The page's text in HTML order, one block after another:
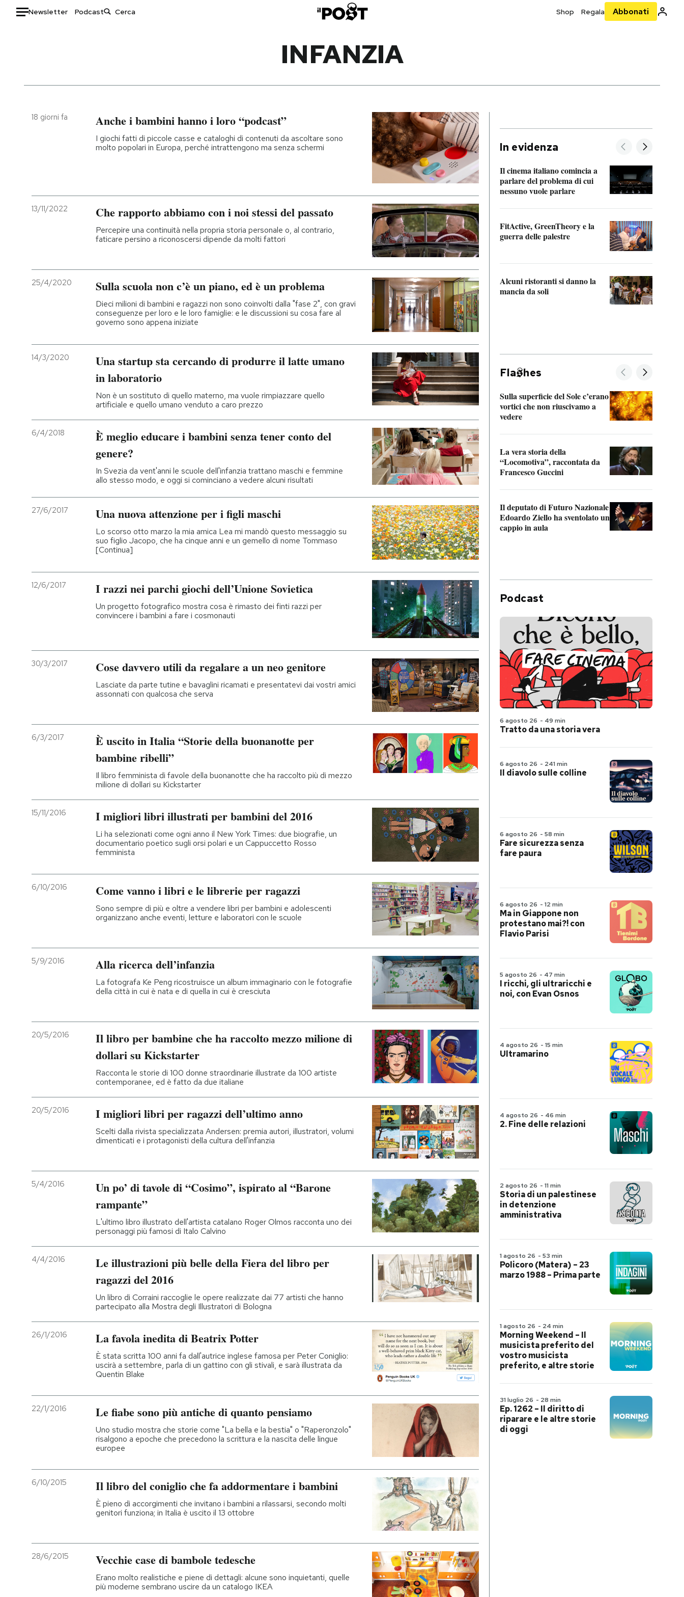
Newsletter Podcast Shop Regala Abbonati
Italia
Politica
Moda
Ok Boomer!
NEWSLETTER
I MIEI PREFERITI
Entra
INFANZIA
18 giorni fa Anche i bambini hanno i loro “podcast”
I giochi fatti di piccole casse e cataloghi di contenuti da ascoltare sono
molto popolari in Europa, perché intrattengono ma senza schermi
13/11/2022 Che rapporto abbiamo con i noi stessi del passato
Percepire una continuità nella propria storia personale o, al contrario,
faticare persino a riconoscersi dipende da molti fattori
25/4/2020 Sulla scuola non c’è un piano, ed è un problema
Dieci milioni di bambini e ragazzi non sono coinvolti dalla "fase 2", con gravi
conseguenze per loro e le loro famiglie: e le discussioni su cosa fare al
governo sono appena iniziate
14/3/2020
Una startup sta cercando di produrre il latte umano
in laboratorio
Non è un sostituto di quello materno, ma vuole rimpiazzare quello
artificiale e quello umano venduto a caro prezzo
6/4/2018
È meglio educare i bambini senza tener conto del
genere?
In Svezia da vent'anni le scuole dell'infanzia trattano maschi e femmine
allo stesso modo, e oggi si cominciano a vedere alcuni risultati
27/6/2017 Una nuova attenzione per i figli maschi
Lo scorso otto marzo la mia amica Lea mi mandò questo messaggio su
suo figlio Jacopo, che ha cinque anni e un gemello di nome Tommaso
[Continua]
12/6/2017 I razzi nei parchi giochi dell’Unione Sovietica
Un progetto fotografico mostra cosa è rimasto dei finti razzi per
convincere i bambini a fare i cosmonauti
30/3/2017 Cose davvero utili da regalare a un neo genitore
Lasciate da parte tutine e bavaglini ricamati e presentatevi dai vostri amici
assonnati con qualcosa che serva
6/3/2017
È uscito in Italia “Storie della buonanotte per
bambine ribelli”
Il libro femminista di favole della buonanotte che ha raccolto più di mezzo
milione di dollari su Kickstarter
15/11/2016 I migliori libri illustrati per bambini del 2016
Li ha selezionati come ogni anno il New York Times: due biografie, un
documentario poetico sugli orsi polari e un Cappuccetto Rosso
femminista
6/10/2016 Come vanno i libri e le librerie per ragazzi
Sono sempre di più e oltre a vendere libri per bambini e adolescenti
organizzano anche eventi, letture e laboratori con le scuole
5/9/2016 Alla ricerca dell’infanzia
La fotografa Ke Peng ricostruisce un album immaginario con le fotografie
della città in cui è nata e di quella in cui è cresciuta
20/5/2016
Il libro per bambine che ha raccolto mezzo milione di
dollari su Kickstarter
Racconta le storie di 100 donne straordinarie illustrate da 100 artiste
contemporanee, ed è fatto da due italiane
20/5/2016 I migliori libri per ragazzi dell’ultimo anno
Scelti dalla rivista specializzata Andersen: premia autori, illustratori, volumi
dimenticati e i protagonisti della cultura dell'infanzia
5/4/2016
Un po’ di tavole di “Cosimo”, ispirato al “Barone
rampante”
L'ultimo libro illustrato dell'artista catalano Roger Olmos racconta uno dei
personaggi più famosi di Italo Calvino
4/4/2016
Le illustrazioni più belle della Fiera del libro per
ragazzi del 2016
Un libro di Corraini raccoglie le opere realizzate dai 77 artisti che hanno
partecipato alla Mostra degli Illustratori di Bologna
26/1/2016 La favola inedita di Beatrix Potter
È stata scritta 100 anni fa dall'autrice inglese famosa per Peter Coniglio:
uscirà a settembre, parla di un gattino con gli stivali, e sarà illustrata da
Quentin Blake
22/1/2016 Le fiabe sono più antiche di quanto pensiamo
Uno studio mostra che storie come "La bella e la bestia" o "Raperonzolo"
risalgono a epoche che precedono la scrittura e la nascita delle lingue
europee
6/10/2015 Il libro del coniglio che fa addormentare i bambini
È pieno di accorgimenti che invitano i bambini a rilassarsi, secondo molti
genitori funziona; in Italia è uscito il 13 ottobre
28/6/2015 Vecchie case di bambole tedesche
Erano molto realistiche e piene di dettagli: alcune sono inquietanti, quelle
più moderne sembrano uscire da un catalogo IKEA
In evidenza
Il cinema italiano comincia a
parlare del problema di cui
nessuno vuole parlare
FitActive, GreenTheory e la
guerra delle palestre
Alcuni ristoranti si danno la
mancia da soli
Fla hes
Sulla superficie del Sole c’erano
vortici che non riuscivamo a
vedere
La vera storia della
“Locomotiva”, raccontata da
Francesco Guccini
Il deputato di Futuro Nazionale
Edoardo Ziello ha sventolato un
cappio in aula
Podcast
6 agosto 26 - 49 min
Tratto da una storia vera
6 agosto 26 - 241 min
Il diavolo sulle colline
6 agosto 26 - 58 min
Fare sicurezza senza
fare paura
6 agosto 26 - 12 min
Ma in Giappone non
protestano mai?! con
Flavio Parisi
5 agosto 26 - 47 min
I ricchi, gli ultraricchi e
noi, con Evan Osnos
4 agosto 26 - 15 min
Ultramarino
4 agosto 26 - 46 min
2. Fine delle relazioni
2 agosto 26 - 11 min
Storia di un palestinese
in detenzione
amministrativa
1 agosto 26 - 53 min
Policoro (Matera) – 23
marzo 1988 – Prima parte
1 agosto 26 - 24 min
Morning Weekend – Il
musicista preferito del
vostro musicista
preferito, e altre storie
31 luglio 26 - 28 min
Ep. 1262 – Il diritto di
riparare e le altre storie
di oggi